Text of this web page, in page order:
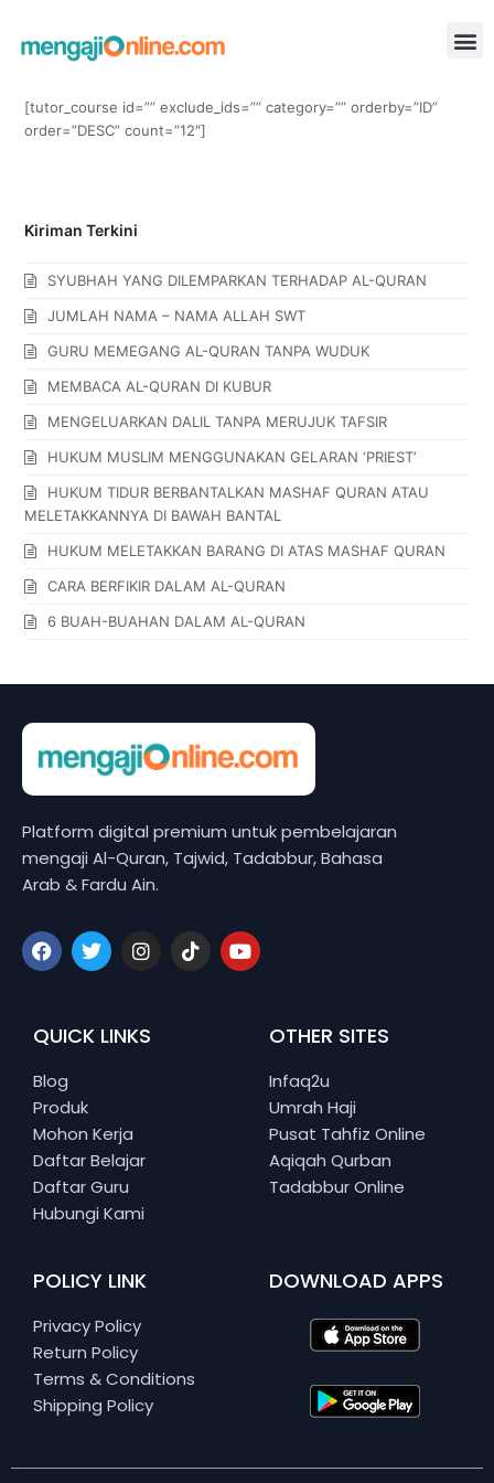
[tutor_course id=”” exclude_ids=”” category=”” orderby=”ID”
order=”DESC” count=”12″]
Kiriman Terkini
SYUBHAH YANG DILEMPARKAN TERHADAP AL-QURAN
JUMLAH NAMA – NAMA ALLAH SWT
GURU MEMEGANG AL-QURAN TANPA WUDUK
MEMBACA AL-QURAN DI KUBUR
MENGELUARKAN DALIL TANPA MERUJUK TAFSIR
HUKUM MUSLIM MENGGUNAKAN GELARAN ‘PRIEST’
HUKUM TIDUR BERBANTALKAN MASHAF QURAN ATAU
MELETAKKANNYA DI BAWAH BANTAL
HUKUM MELETAKKAN BARANG DI ATAS MASHAF QURAN
CARA BERFIKIR DALAM AL-QURAN
6 BUAH-BUAHAN DALAM AL-QURAN
Platform digital premium untuk pembelajaran
mengaji Al-Quran, Tajwid, Tadabbur, Bahasa
Arab & Fardu Ain.
QUICK LINKS
Blog
Produk
Mohon Kerja
Daftar Belajar
Daftar Guru
Hubungi Kami
OTHER SITES
Infaq2u
Umrah Haji
Pusat Tahfiz Online
Aqiqah Qurban
Tadabbur Online
POLICY LINK
Privacy Policy
Return Policy
Terms & Conditions
Shipping Policy
DOWNLOAD APPS